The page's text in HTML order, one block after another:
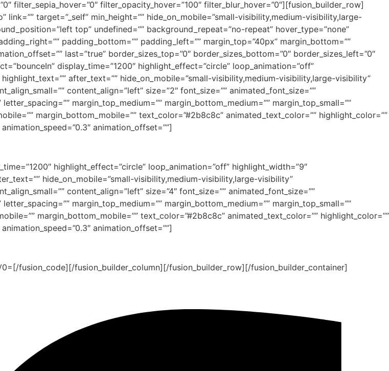
filter_sepia_hover=”0″ filter_opacity_hover=”100″ filter_blur_hover=”0″][fusion_builder_row]
link=”” target=”_self” min_height=”” hide_on_mobile=”small-visibility,medium-visibility,large-
top” undefined=”” background_repeat=”no-repeat” hover_type=”none”
padding_bottom=”” padding_left=”” margin_top=”40px” margin_bottom=””
last=”true” border_sizes_top=”0″ border_sizes_bottom=”0″ border_sizes_left=”0″
display_time=”1200″ highlight_effect=”circle” loop_animation=”off”
after_text=”” hide_on_mobile=”small-visibility,medium-visibility,large-visibility”
content_align=”left” size=”2″ font_size=”” animated_font_size=””
margin_top_medium=”” margin_bottom_medium=”” margin_top_small=””
margin_bottom_mobile=”” text_color=”#2b8c8c” animated_text_color=”” highlight_color=””
animation_offset=””]
highlight_effect=”circle” loop_animation=”off” highlight_width=”9″
hide_on_mobile=”small-visibility,medium-visibility,large-visibility”
content_align=”left” size=”4″ font_size=”” animated_font_size=””
margin_top_medium=”” margin_bottom_medium=”” margin_top_small=””
margin_bottom_mobile=”” text_color=”#2b8c8c” animated_text_color=”” highlight_color=””
animation_offset=””]
fusion_code][/fusion_builder_column][/fusion_builder_row][/fusion_builder_container]